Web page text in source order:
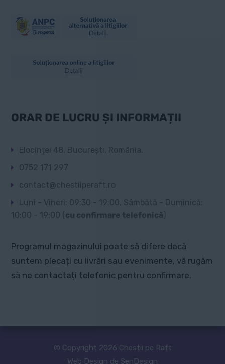
ORAR DE LUCRU ȘI INFORMAȚII
Elocinței 48, București, România.
0752 171 297
contact@chestiiperaft.ro
Luni - Vineri: 09:30 - 19:00, Sâmbătă - Duminică:
10:00 - 19:00 ( cu confirmare telefonică)
Programul magazinului poate să difere dacă
suntem plecați cu livrări sau evenimente, vă rugăm
să ne contactați telefonic pentru confirmare.
© Copyright 2026 Chestii pe Raft
Web Design de SenDesign